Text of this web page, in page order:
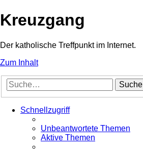
Kreuzgang
Der katholische Treffpunkt im Internet.
Zum Inhalt
Suche
Schnellzugriff
Unbeantwortete Themen
Aktive Themen